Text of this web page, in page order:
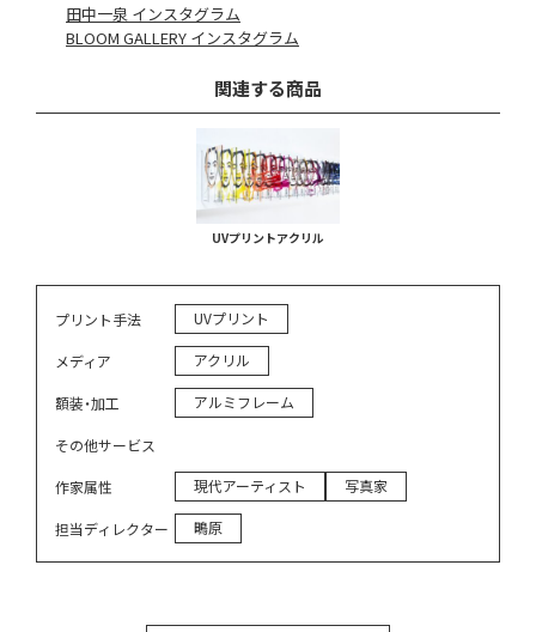
田中一泉 インスタグラム
BLOOM GALLERY インスタグラム
関連する商品
UVプリントアクリル
プリント手法 UVプリント
メディア アクリル
額装・加工 アルミフレーム
その他サービス
作家属性 現代アーティスト 写真家
担当ディレクター 鴫原